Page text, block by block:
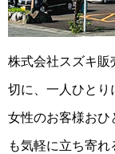
株式会社スズキ販
切に、一人ひとり
女性のお客様お
も気軽に立ち寄